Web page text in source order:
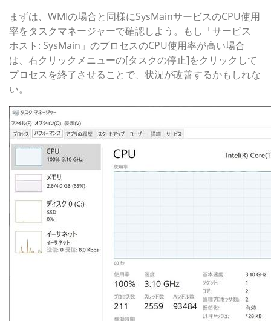
まずは、WMIの場合と同様にSysMainサービスのCPU使用
率をタスクマネージャーで確認しよう。もし「サービス
ホスト: SysMain」のプロセスのCPU使用率が高い場合
は、右クリックメニューの[タスクの停止]をクリックして
プロセスを終了させることで、状況が改善するかもしれな
い。